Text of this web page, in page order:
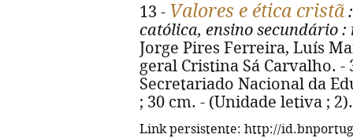
13 - Valores e ética cristã
católica, ensino secundário :
Jorge Pires Ferreira, Luís
geral Cristina Sá Carvalho. -
Secretariado Nacional da
; 30 cm. - (Unidade letiva ;
Link persistente: http://